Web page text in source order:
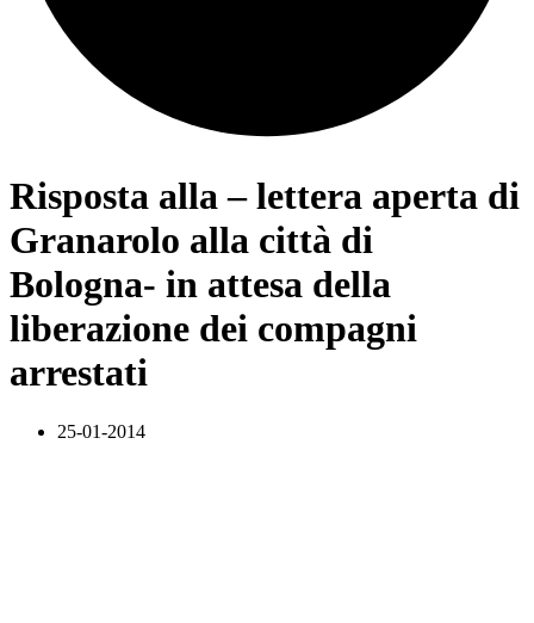
Risposta alla – lettera aperta di
Granarolo alla città di
Bologna- in attesa della
liberazione dei compagni
arrestati
25-01-2014